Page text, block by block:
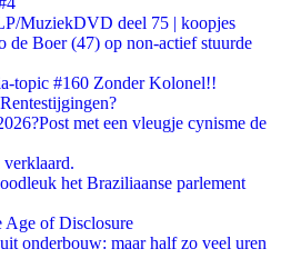
MuziekDVD deel 75 | koopjes
de Boer (47) op non-actief stuurde
topic #160 Zonder Kolonel!!
met een vleugje cynisme de
het Braziliaanse parlement
of Disclosure
onderbouw: maar half zo veel uren